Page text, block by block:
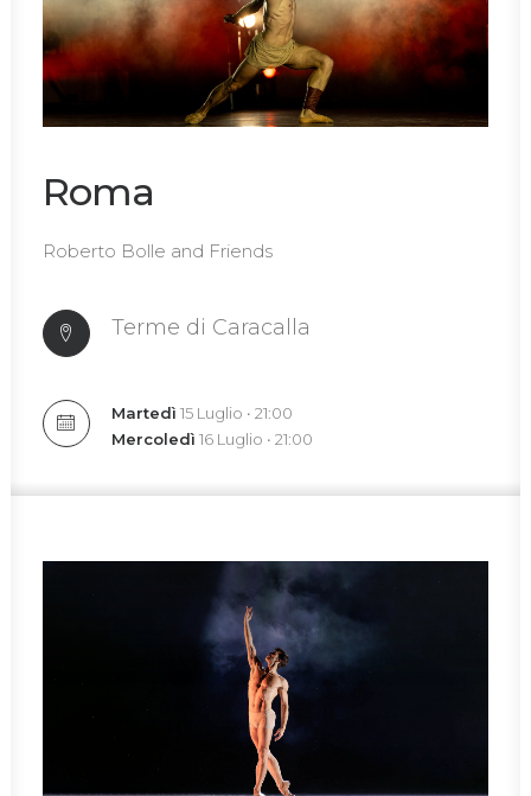
Roma
Roberto Bolle and Friends
Terme di Caracalla
Martedì 15 Luglio • 21:00
Mercoledì 16 Luglio • 21:00